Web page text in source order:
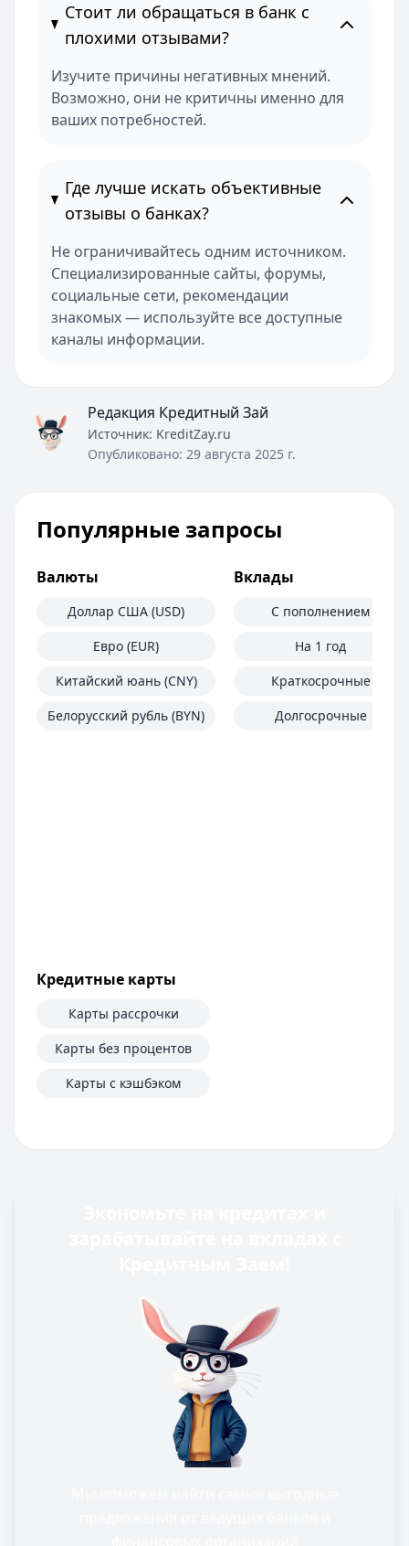
Стоит ли обращаться в банк с
плохими отзывами?
Изучите причины негативных мнений.
Возможно, они не критичны именно для
ваших потребностей.
Где лучше искать объективные
отзывы о банках?
Не ограничивайтесь одним источником.
Специализированные сайты, форумы,
социальные сети, рекомендации
знакомых — используйте все доступные
каналы информации.
Редакция Кредитный Зай
Источник: KreditZay.ru
Опубликовано: 29 августа 2025 г.
Популярные запросы
Валюты
Доллар США (USD)
Евро (EUR)
Китайский юань (CNY)
Белорусский рубль (BYN)
Вклады
С пополнением
На 1 год
Краткосрочные
Долгосрочные
Кредитные карты
Карты рассрочки
Карты без процентов
Карты с кэшбэком